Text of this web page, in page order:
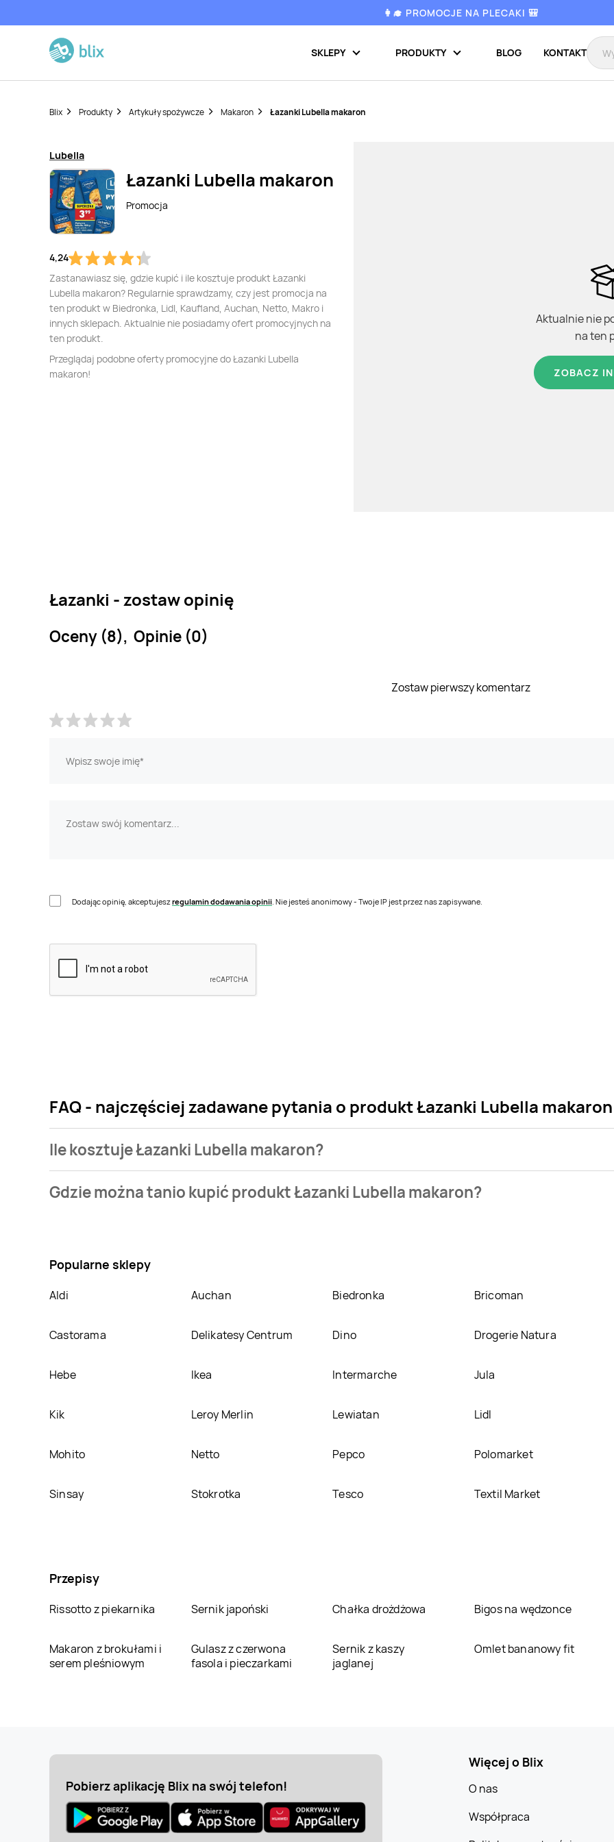
👩‍🎓 PROMOCJE NA PLECAKI 🎒
SKLEPY PRODUKTY BLOG KONTAKT
Blix Produkty Artykuły spożywcze Makaron Łazanki Lubella makaron
Lubella
Łazanki Lubella makaron
Promocja
4,24
Zastanawiasz się, gdzie kupić i ile kosztuje produkt Łazanki
Lubella makaron? Regularnie sprawdzamy, czy jest promocja na
ten produkt w Biedronka, Lidl, Kaufland, Auchan, Netto, Makro i
innych sklepach. Aktualnie nie posiadamy ofert promocyjnych na
ten produkt.
Przeglądaj podobne oferty promocyjne do Łazanki Lubella
makaron!
Aktualnie nie
na ten
ZOBACZ
Łazanki - zostaw opinię
Oceny (8), Opinie (0)
Zostaw pierwszy komentarz
Dodając opinię, akceptujeszregulamin dodawania opinii . Nie jesteś anonimowy - Twoje IP jest przez nas zapisywane.
FAQ - najczęściej zadawane pytania o produkt Łazanki Lubella makaron
Ile kosztuje Łazanki Lubella makaron?
Lubella makaron kosztuje od 2,99 zł do 4,99 zł.
Gdzie można tanio kupić produkt Łazanki Lubella makaron?
Popularne sklepy
Aldi Auchan Biedronka Bricoman
Castorama Delikatesy Centrum Dino Drogerie Natura
Hebe Ikea Intermarche Jula
Kik Leroy Merlin Lewiatan Lidl
Mohito Netto Pepco Polomarket
Sinsay Stokrotka Tesco Textil Market
Przepisy
Rissotto z piekarnika Sernik japoński Chałka drożdżowa Bigos na wędzonce
Makaron z brokułami i
serem pleśniowym
Gulasz z czerwona
fasola i pieczarkami
Sernik z kaszy
jaglanej
Omlet bananowy fit
Pobierz aplikację Blix na swój telefon!
Więcej o Blix
O nas
Współpraca